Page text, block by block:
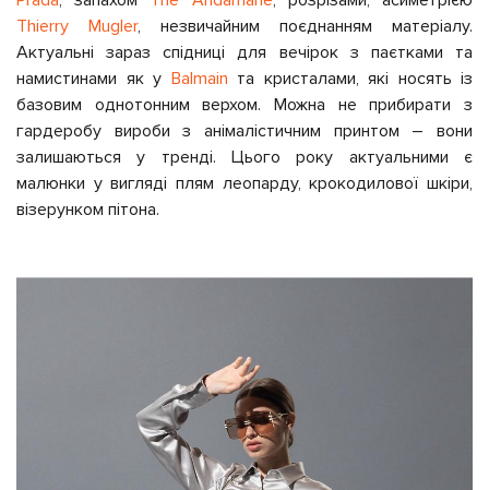
Thierry Mugler, незвичайним поєднанням матеріалу.
Актуальні зараз спідниці для вечірок з паєтками та
намистинами як у Balmain та кристалами, які носять із
базовим однотонним верхом. Можна не прибирати з
гардеробу вироби з анімалістичним принтом – вони
залишаються у тренді. Цього року актуальними є
малюнки у вигляді плям леопарду, крокодилової шкіри,
візерунком пітона.